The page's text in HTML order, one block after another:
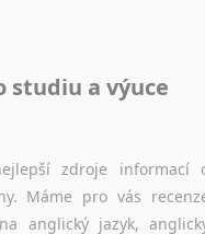
studiu a výuce
zdroje informací
Máme pro vás
anglický jazyk,